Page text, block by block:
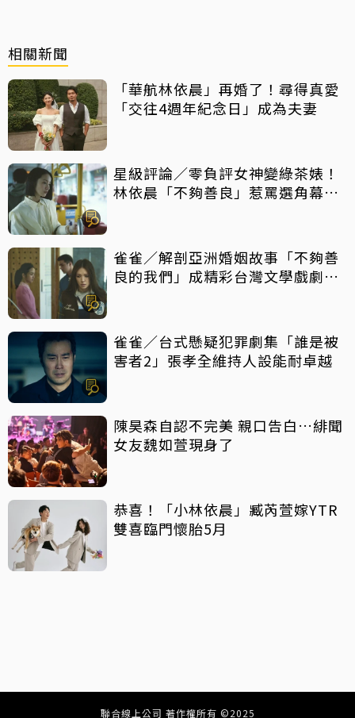
相關新聞
「華航林依晨」再婚了！尋得真愛
「交往4週年紀念日」成為夫妻
星級評論／零負評女神變綠茶婊！
林依晨「不夠善良」惹罵選角幕後
雀雀／解剖亞洲婚姻故事「不夠善
良的我們」成精彩台灣文學戲劇作
雀雀／台式懸疑犯罪劇集「誰是被
害者2」張孝全維持人設能耐卓越
陳昊森自認不完美 親口告白…緋聞
女友魏如萱現身了
恭喜！「小林依晨」臧芮萱嫁YTR
雙喜臨門懷胎5月
聯合線上公司 著作權所有 ©2025